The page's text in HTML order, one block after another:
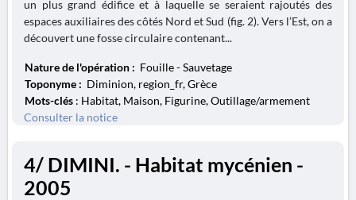
un plus grand édifice et à laquelle se seraient rajoutés des
espaces auxiliaires des côtés Nord et Sud (fig. 2). Vers l’Est, on a
découvert une fosse circulaire contenant...
Nature de l'opération : Fouille - Sauvetage
Toponyme : Diminion, region_fr, Grèce
Mots-clés : Habitat, Maison, Figurine, Outillage/armement
Consulter la notice
4/ DIMINI. - Habitat mycénien -
2005